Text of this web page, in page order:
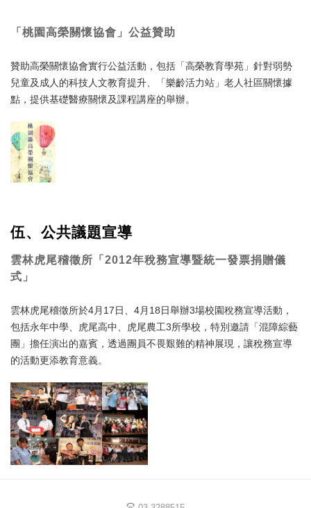
「桃園高榮關懷協會」公益贊助
贊助高榮關懷協會實行公益活動，包括「高榮教育學苑」針對弱勢
兒童及成人的科技人文教育提升、「樂齡活力站」老人社區關懷據
點，提供基礎醫療關懷及課程講座的舉辦。
伍、公共議題宣導
雲林虎尾稽徵所「2012年稅務宣導暨統一發票捐贈儀
式」
雲林虎尾稽徵所於4月17日、4月18日舉辦3場校園稅務宣導活動，
包括永年中學、虎尾高中、虎尾農工3所學校，特別邀請「混障綜藝
團」擔任演出的嘉賓，透過團員不畏艱難的精神展現，讓稅務宣導
的活動更添教育意義。